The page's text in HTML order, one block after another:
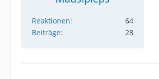
Reaktionen
64
Beiträge
28